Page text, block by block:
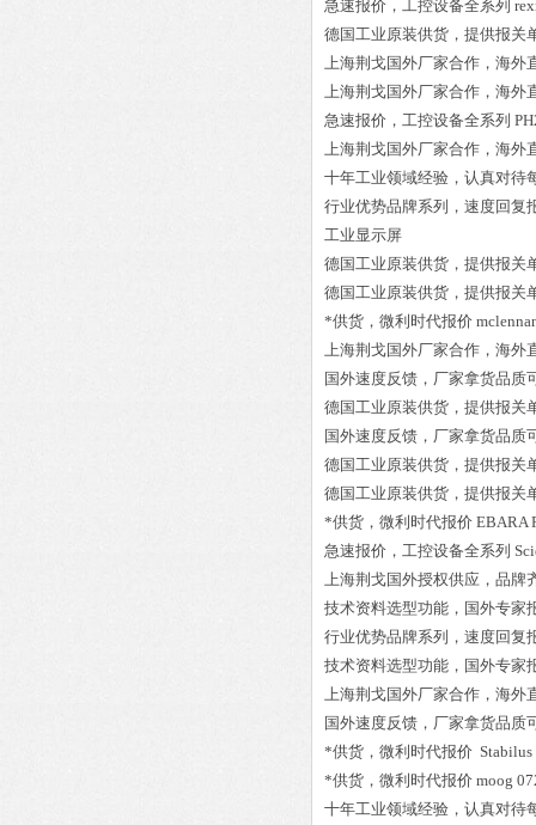
急速报价，工控设备全系列
德国工业原装供货，提供报关
上海荆戈国外厂家合作，海外
上海荆戈国外厂家合作，海外
急速报价，工控设备全系列
上海荆戈国外厂家合作，海外
十年工业领域经验，认真对待
行业优势品牌系列，速度回复
工业显示屏
德国工业原装供货，提供报关
德国工业原装供货，提供报关
*供货，微利时代报价
上海荆戈国外厂家合作，海外
国外速度反馈，厂家拿货品质
德国工业原装供货，提供报关
国外速度反馈，厂家拿货品质
德国工业原装供货，提供报关
德国工业原装供货，提供报关
*供货，微利时代报价 EBARA
急速报价，工控设备全系列
上海荆戈国外授权供应，品牌
技术资料选型功能，国外专家
行业优势品牌系列，速度回复
技术资料选型功能，国外专家
上海荆戈国外厂家合作，海外
国外速度反馈，厂家拿货品质
*供货，微利时代报价
*供货，微利时代报价 moog
十年工业领域经验，认真对待